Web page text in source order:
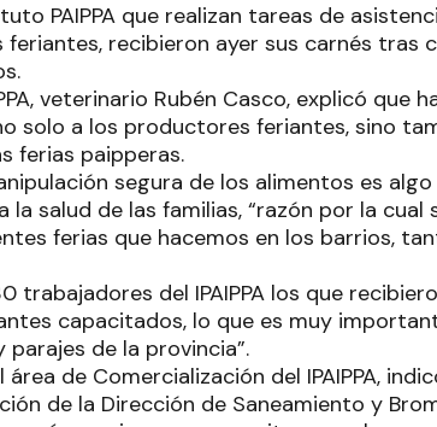
PAIPPA que realizan tareas de
recibieron ayer sus carnés tras
veterinario Rubén Casco, explicó que
solo a los productores feriantes, sino
ferias paipperas.
segura de los alimentos es
la salud de las familias, “razón por la cual
ferias que hacemos en los barrios,
trabajadores del IPAIPPA los que
capacitados, lo que es muy
de la provincia”.
de Comercialización del IPAIPPA,
de la Dirección de Saneamiento y